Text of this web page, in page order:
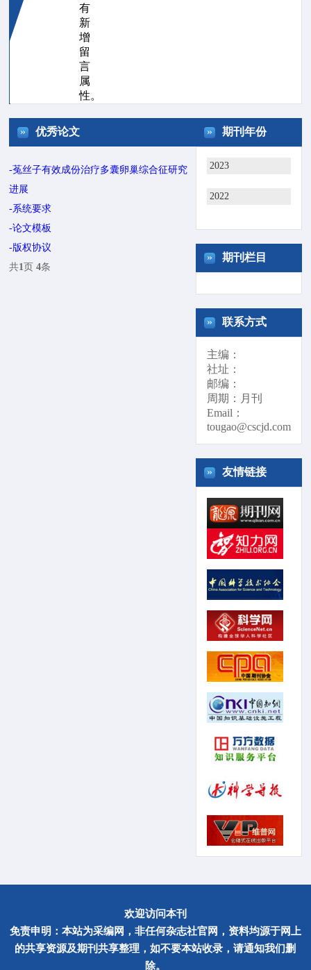
有
新
增
留
言
属
性。
» 优秀论文
-菟丝子有效成份治疗多囊卵巢综合征研究
进展
-系统要求
-论文模板
-版权协议
共1页4条
» 期刊年份
2023
2022
» 期刊栏目
» 联系方式
主编：
社址：
邮编：
周期：月刊
Email：
tougao@cscjd.com
» 友情链接
欢迎访问本刊
免责申明：本站为采编网，非任何杂志社官网，资料均源于网上
的共享资源及期刊共享整理，如不要本站收录，请通知我们删
除。